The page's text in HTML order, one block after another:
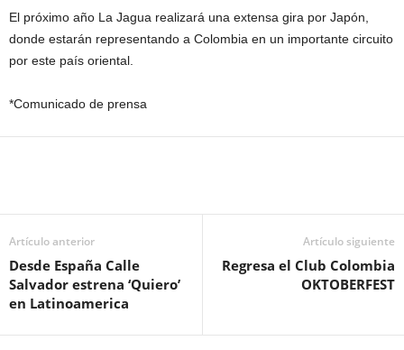
El próximo año La Jagua realizará una extensa gira por Japón,
donde estarán representando a Colombia en un importante circuito
por este país oriental.
*Comunicado de prensa
Artículo anterior
Desde España Calle
Salvador estrena ‘Quiero’
en Latinoamerica
Artículo siguiente
Regresa el Club Colombia
OKTOBERFEST